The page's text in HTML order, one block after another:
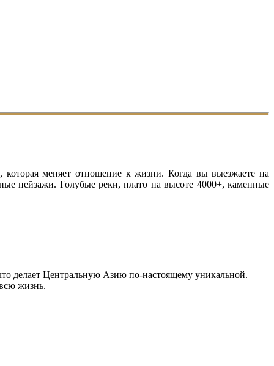
меняет отношение к жизни. Когда вы выезжаете на
пейзажи. Голубые реки, плато на высоте 4000+, каменные
делает Центральную Азию по-настоящему уникальной.
жизнь.